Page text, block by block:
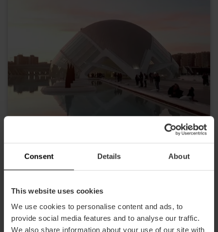
Consent Details About
This website uses cookies
We use cookies to personalise content and ads, to
provide social media features and to analyse our traffic.
We also share information about your use of our site with
L'Hemisfèric